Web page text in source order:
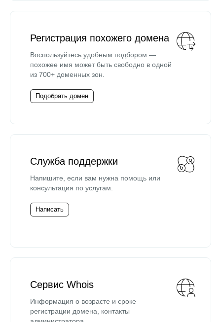
Регистрация похожего домена
Воспользуйтесь удобным подбором —
похожее имя может быть свободно в одной
из 700+ доменных зон.
Подобрать домен
Служба поддержки
Напишите, если вам нужна помощь или
консультация по услугам.
Написать
Сервис Whois
Информация о возрасте и сроке
регистрации домена, контакты